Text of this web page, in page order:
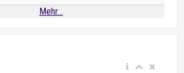
Mehr...